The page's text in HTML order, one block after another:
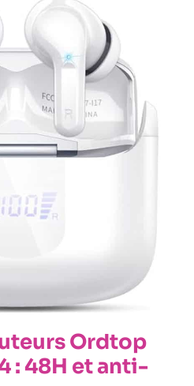
Ordtop
: 48H et anti-